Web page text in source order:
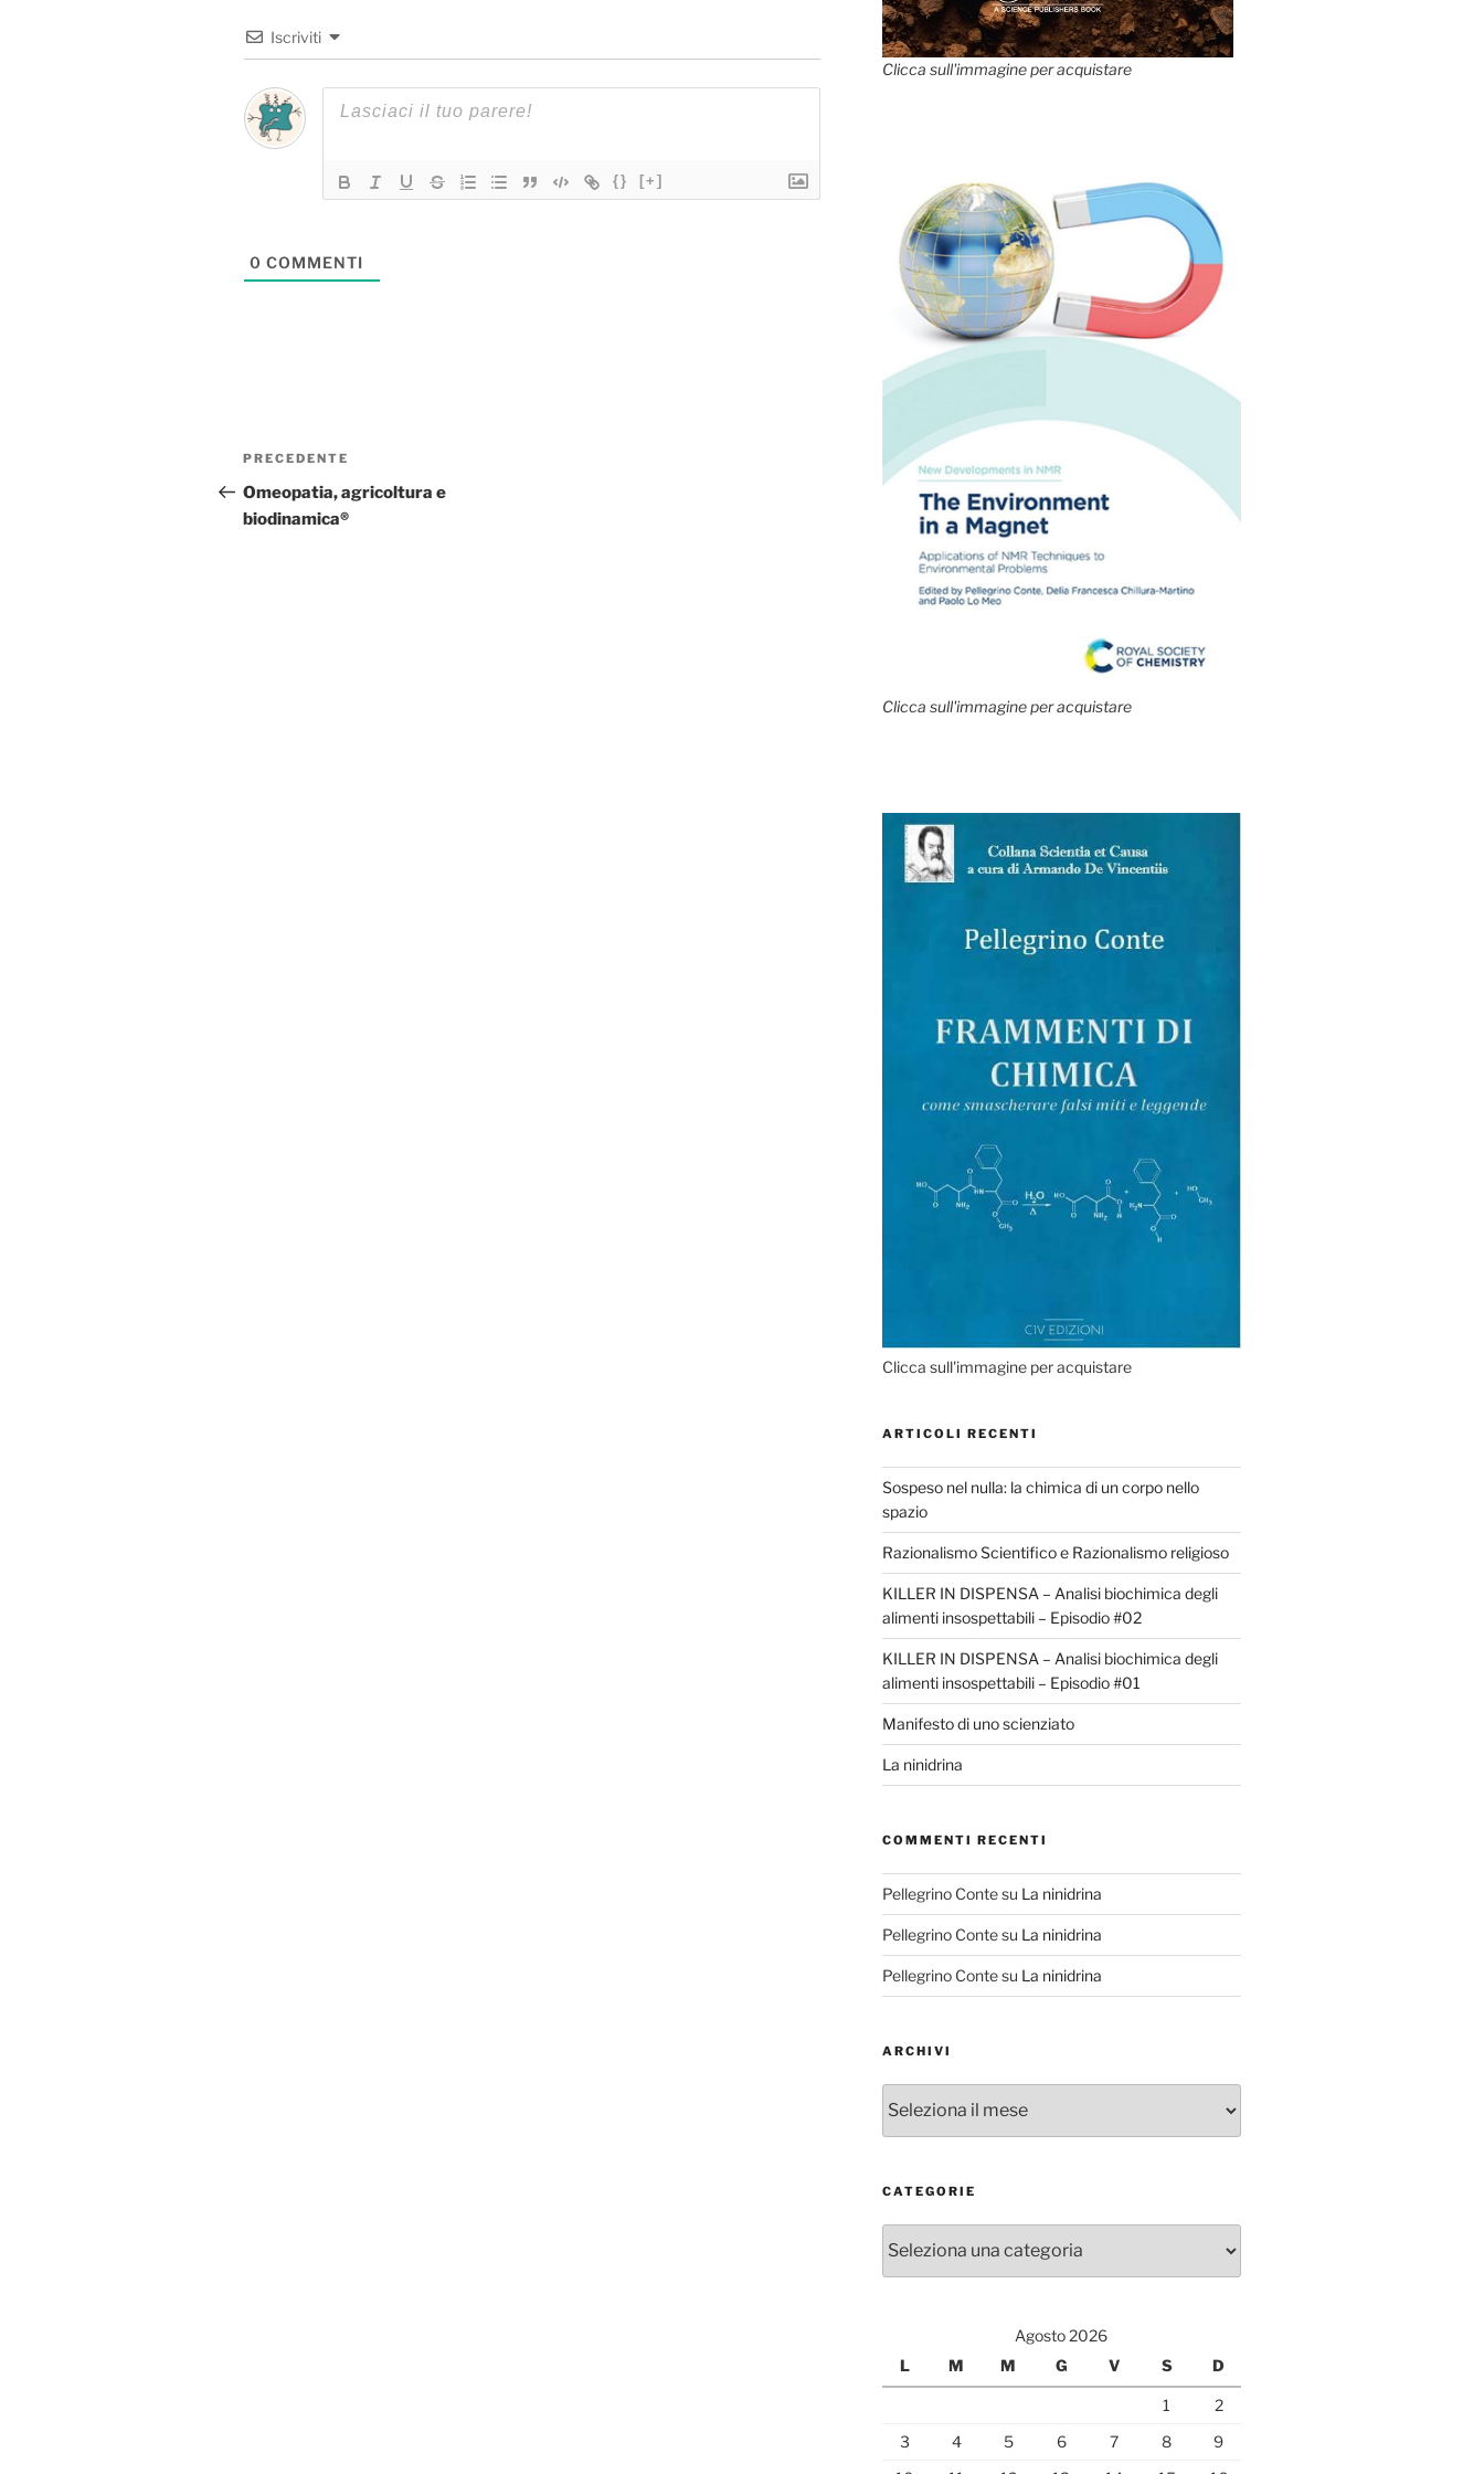
Iscriviti
{} [+]
0 COMMENTI
Navigazione
articoli
Articolo
precedente:
PRECEDENTE
Omeopatia, agricoltura e
biodinamica®
Clicca sull'immagine per acquistare
Clicca sull'immagine per acquistare
Clicca sull'immagine per acquistare
ARTICOLI RECENTI
Sospeso nel nulla: la chimica di un corpo nello
spazio
Razionalismo Scientifico e Razionalismo religioso
KILLER IN DISPENSA – Analisi biochimica degli
alimenti insospettabili – Episodio #02
KILLER IN DISPENSA – Analisi biochimica degli
alimenti insospettabili – Episodio #01
Manifesto di uno scienziato
La ninidrina
COMMENTI RECENTI
Pellegrino Contesu La ninidrina
Pellegrino Contesu La ninidrina
Pellegrino Contesu La ninidrina
ARCHIVI
CATEGORIE
Agosto 2026
L
M M G V S D
1
2
3
4 5 6 7 8
9